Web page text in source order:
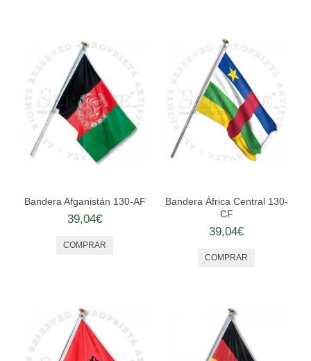
ESTANDARTES Y CONFALONES
ACCESORIOS
EMBLEMAS Y OTROS
EVENTOS
ORDENES ECUESTRES
TOGAS Y ACCESORIOS
Bandera Afganistán 130-AF
39,04€
Bandera África Central 130-
CF
39,04€